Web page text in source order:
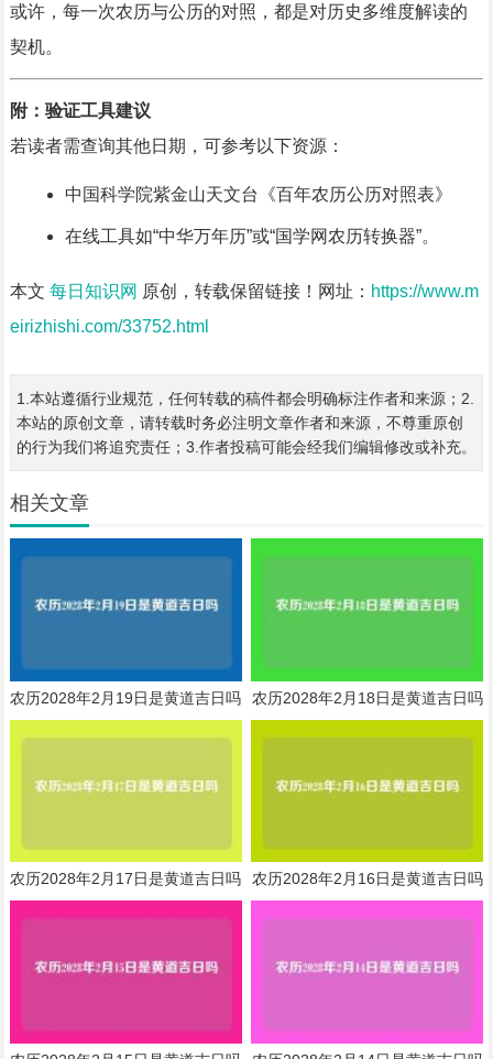
或许，每一次农历与公历的对照，都是对历史多维度解读的
契机。
附：验证工具建议
若读者需查询其他日期，可参考以下资源：
中国科学院紫金山天文台《百年农历公历对照表》
在线工具如“中华万年历”或“国学网农历转换器”。
本文 每日知识网 原创，转载保留链接！网址： https://www.m
eirizhishi.com/33752.html
1.本站遵循行业规范，任何转载的稿件都会明确标注作者和来源；2.
本站的原创文章，请转载时务必注明文章作者和来源，不尊重原创
的行为我们将追究责任；3.作者投稿可能会经我们编辑修改或补充。
相关文章
农历2028年2月19日是黄道吉日吗 农历2028年2月18日是黄道吉日吗
农历2028年2月17日是黄道吉日吗 农历2028年2月16日是黄道吉日吗